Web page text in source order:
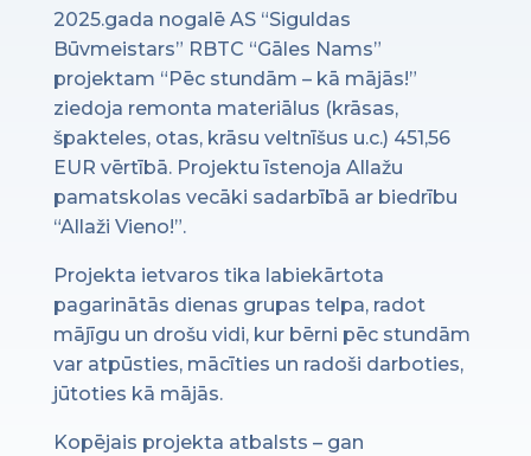
2025.gada nogalē AS “Siguldas
Būvmeistars” RBTC “Gāles Nams”
projektam “Pēc stundām – kā mājās!”
ziedoja remonta materiālus (krāsas,
špakteles, otas, krāsu veltnīšus u.c.) 451,56
EUR vērtībā. Projektu īstenoja Allažu
pamatskolas vecāki sadarbībā ar biedrību
“Allaži Vieno!”.
Projekta ietvaros tika labiekārtota
pagarinātās dienas grupas telpa, radot
mājīgu un drošu vidi, kur bērni pēc stundām
var atpūsties, mācīties un radoši darboties,
jūtoties kā mājās.
Kopējais projekta atbalsts – gan